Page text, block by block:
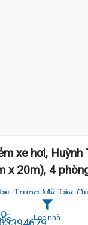
Lọc nhà
xe hơi, Huỳnh
x 20m), 4
Trung Mỹ Tây,
m Phòng